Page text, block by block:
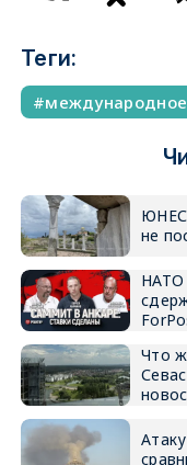
Теги:
международное
не
НАТО
Что